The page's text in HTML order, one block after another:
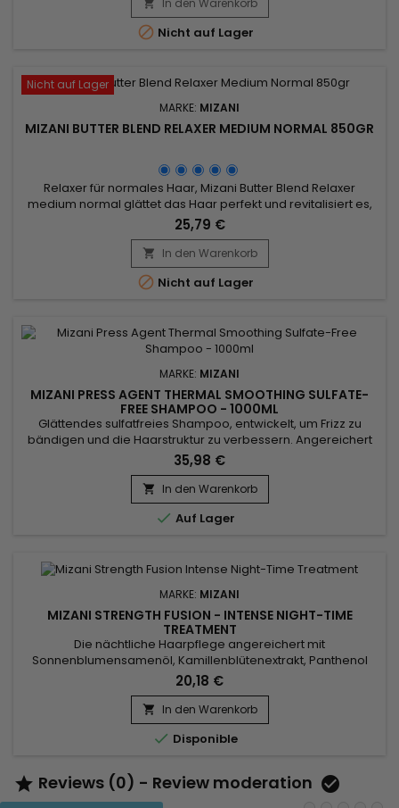
auf einer Mischung aus Kokosöl, Olivenöl und Marulaöl...

 Nicht auf Lager
Nicht auf Lager
MARKE: MIZANI
MIZANI BUTTER BLEND RELAXER MEDIUM NORMAL 850GR
Relaxer für normales Haar, Mizani Butter Blend Relaxer
medium normal glättet das Haar perfekt und revitalisiert es,
bekämpft Haarbruch und schützt die Kopfhaut.&nbsp; Dank
seiner mit Weizenproteinen, Honig sowie Sheabutter und
Kakaobutter angereicherten Formel hilft Mizanis Relaxer für
normales Haar, die Haarfollikel zu stärken, um Haarbruch...
25,79 €
 In den Warenkorb
 Nicht auf Lager
MARKE: MIZANI
MIZANI PRESS AGENT THERMAL SMOOTHING SULFATE-
FREE SHAMPOO - 1000ML
Glättendes sulfatfreies Shampoo, entwickelt, um Frizz zu
bändigen und die Haarstruktur zu verbessern. Angereichert
mit Arganöl, das für seine reparierenden und schützenden
Eigenschaften bekannt ist, stärkt es die Haarfaser. Der
Agavenextrakt verleiht Glanz und Geschmeidigkeit, ohne zu
beschweren. Das Mizani Press Agent Thermal Smoothing
Sulfate Free...
35,98 €
 In den Warenkorb
 Auf Lager
MARKE: MIZANI
MIZANI STRENGTH FUSION - INTENSE NIGHT-TIME
TREATMENT
Die nächtliche Haarpflege angereichert mit
Sonnenblumensamenöl, Kamillenblütenextrakt, Panthenol
und Sheabutter ist ein revitalisierendes Elixier für das Haar.
Sonnenblumenöl pflegt tief, während Kamille die Kopfhaut
beruhigt. Panthenol stärkt und befeuchtet das Haar, wodurch
Haarbruch und Spliss reduziert werden. Sheabutter spendet
reichhaltige...
20,18 €
 In den Warenkorb
 Disponible
 Reviews (0) - Review moderation 